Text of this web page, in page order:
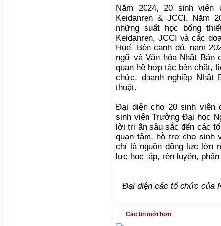
Năm 2024, 20 sinh
Keidanren & JCCI. Năm
những suất học bổng
Keidanren, JCCI và các
Huế. Bên cạnh đó, năm
ngữ và Văn hóa Nhật Bản
quan hệ hợp tác bền chặt,
chức, doanh nghiệp Nhật
thuật.
Đại diện cho 20 sinh viên
sinh viên Trường Đại học
lời tri ân sâu sắc đến các
quan tâm, hỗ trợ cho sinh
chỉ là nguồn động lực lớn
lực học tập, rèn luyện,
Đại diện các tổ chức của
Các tin mới hơn